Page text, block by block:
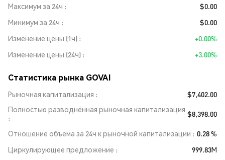
Максимум за 24ч
$0.00
Минимум за 24ч
$0.00
Изменение цены (1ч)
+0.00%
Изменение цены (24ч)
+3.00%
Статистика рынка GOVAI
Рыночная капитализация
$7,402.00
Полностью разводнённая рыночная капитализация $8,398.00
Отношение объема за 24ч к рыночной капитализации
0.28 %
Циркулирующее предложение
999.83M